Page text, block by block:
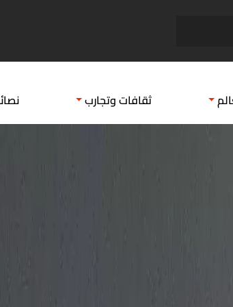
ثقافات وتجارب